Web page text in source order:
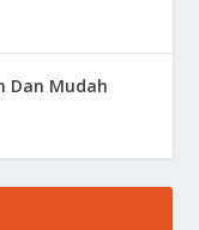
Dan Mudah